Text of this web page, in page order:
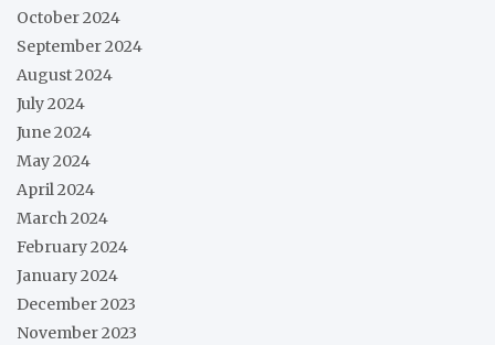
October 2024
September 2024
August 2024
July 2024
June 2024
May 2024
April 2024
March 2024
February 2024
January 2024
December 2023
November 2023